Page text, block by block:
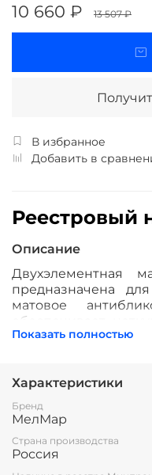
10 660 ₽ 13 507 ₽
В избранное
Добавить в
Реестровый
Описание
Двухэлементная
предназначена
матовое
обеспечивает
под любым углом
профиль,
для мела/маркера и
Стальная основа
Показать полностью
Характеристики
Бренд
МелМар
Страна производства
Россия